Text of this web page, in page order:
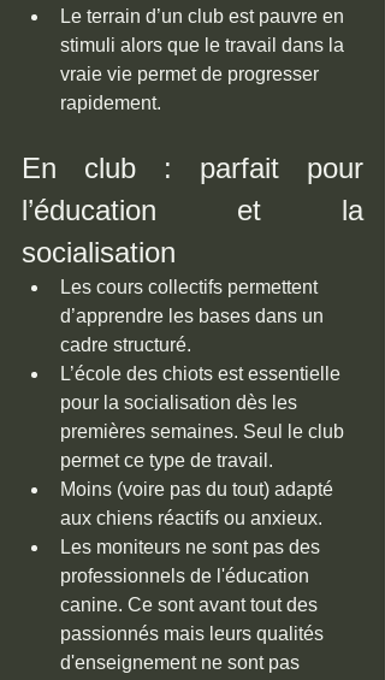
Le terrain d’un club est pauvre en
stimuli alors que le travail dans la
vraie vie permet de progresser
rapidement.
En club : parfait pour
l’éducation et la
socialisation
Les cours collectifs permettent
d’apprendre les bases dans un
cadre structuré.
L’école des chiots est essentielle
pour la socialisation dès les
premières semaines. Seul le club
permet ce type de travail.
Moins (voire pas du tout) adapté
aux chiens réactifs ou anxieux.
Les moniteurs ne sont pas des
professionnels de l'éducation
canine. Ce sont avant tout des
passionnés mais leurs qualités
d'enseignement ne sont pas